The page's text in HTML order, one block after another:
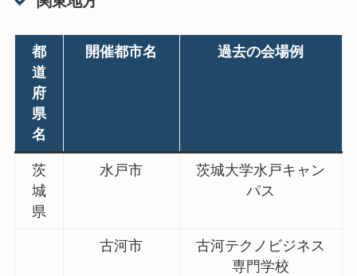
都
道
府
県
名
開催都市名 過去の会場例
茨
城
県
水戸市
茨城大学水戸キャン
パス
古河市
古河テクノビジネス
専門学校